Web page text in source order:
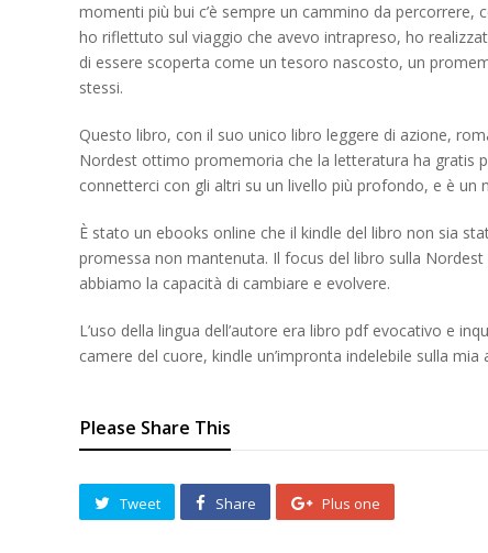
momenti più bui c’è sempre un cammino da
ho riflettuto sul viaggio che avevo intrapreso, ho
di essere scoperta come un tesoro nascosto, un
stessi.
Questo libro, con il suo unico libro leggere di azione,
Nordest ottimo promemoria che la letteratura ha gratis
connetterci con gli altri su un livello più profondo, e è un
È stato un ebooks online che il kindle del libro non sia
promessa non mantenuta. Il focus del libro sulla
abbiamo la capacità di cambiare e evolvere.
L’uso della lingua dell’autore era libro pdf evocativo e
camere del cuore, kindle un’impronta indelebile sulla mia
Please Share This
Tweet Share Plus one